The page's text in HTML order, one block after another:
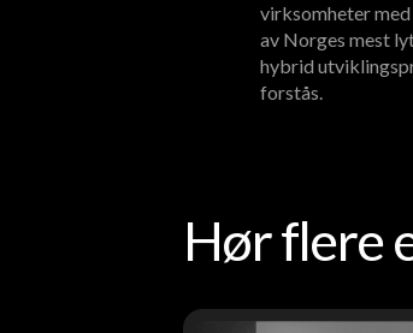
virksomheter
av Norges mest
hybrid
forstås.
Hør flere